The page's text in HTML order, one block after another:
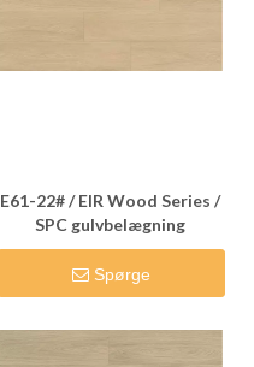
E61-22# / EIR Wood Series /
SPC gulvbelægning
Spørge